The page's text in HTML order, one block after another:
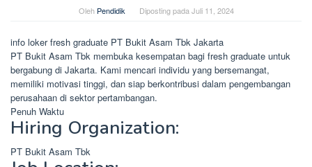
Oleh Pendidik Diposting pada Juli 11, 2024
info loker fresh graduate PT Bukit Asam Tbk Jakarta
PT Bukit Asam Tbk membuka kesempatan bagi fresh graduate untuk
bergabung di Jakarta. Kami mencari individu yang bersemangat,
memiliki motivasi tinggi, dan siap berkontribusi dalam pengembangan
perusahaan di sektor pertambangan.
Penuh Waktu
Hiring Organization:
PT Bukit Asam Tbk